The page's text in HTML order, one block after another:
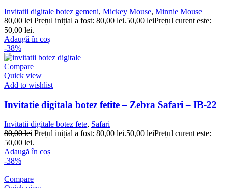
Invitatii digitale botez gemeni, Mickey Mouse, Minnie Mouse
80,00lei Prețul inițial a fost: 80,00 lei.50,00 leiPrețul curent este:
50,00 lei.
Adaugă în coș
-38%
Compare
Quick view
Add to wishlist
Invitatie digitala botez fetite – Zebra Safari – IB-22
Invitatii digitale botez fete, Safari
80,00lei Prețul inițial a fost: 80,00 lei.50,00 leiPrețul curent este:
50,00 lei.
Adaugă în coș
-38%
Compare